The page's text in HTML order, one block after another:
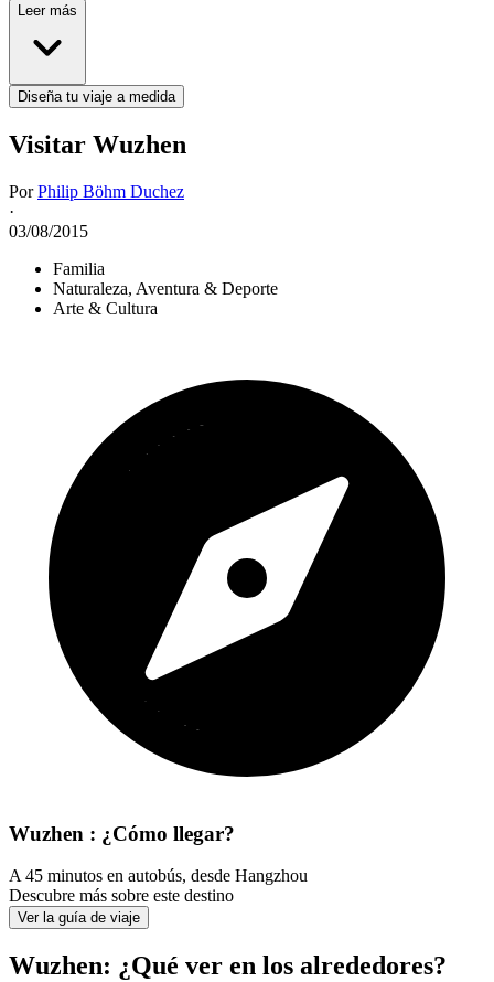
Leer más
Diseña tu viaje a medida
Visitar Wuzhen
PorPhilip Böhm Duchez
·
03/08/2015
Familia
Naturaleza, Aventura & Deporte
Arte & Cultura
Wuzhen : ¿Cómo llegar?
A 45 minutos en autobús, desde Hangzhou
Descubre más sobre este destino
Ver la guía de viaje
Wuzhen: ¿Qué ver en los alrededores?